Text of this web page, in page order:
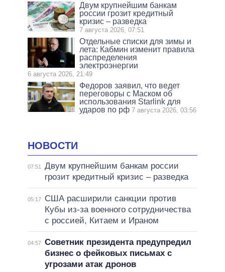
Двум крупнейшим банкам
россии грозит кредитный
кризис – разведка
7 августа 2026, 07:51
Отдельные списки для зимы и
лета: Кабмин изменит правила
распределения
электроэнергии
6 августа 2026, 21:49
Федоров заявил, что ведет
переговоры с Маском об
использования Starlink для
ударов по рф 7 августа 2026, 03:56
НОВОСТИ
07:51
Двум крупнейшим банкам россии
грозит кредитный кризис – разведка
05:17
США расширили санкции против
Кубы из-за военного сотрудничества
с россией, Китаем и Ираном
04:57 Советник президента предупредил
бизнес о фейковых письмах с
угрозами атак дронов